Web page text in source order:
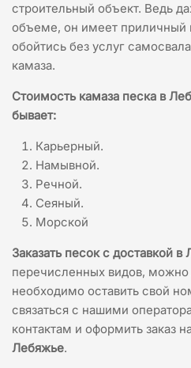
строительный объект. Ведь
объеме, он имеет приличный
обойтись без услуг
камаза.
Стоимость камаза песка в
бывает:
Карьерный.
Намывной.
Речной.
Сеяный.
Морской
Заказать песок с доставкой в
перечисленных видов, можно
необходимо оставить свой
связаться с нашими
контактам и оформить заказ
Лебяжье.